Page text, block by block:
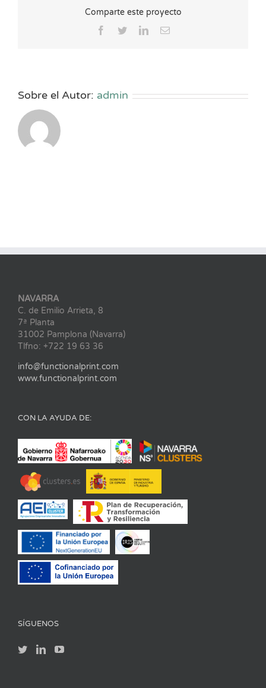
Comparte este proyecto
Facebook
TwitterLinkedInCorreo
Sobre el Autor: admin
NAVARRA
C. de Emilio Arrieta, 8
7ª Planta
31002 Pamplona (Navarra)
Tlfno: +722 19 63 36
info@functionalprint.com
www.functionalprint.com
CON LA AYUDA DE:
SÍGUENOS